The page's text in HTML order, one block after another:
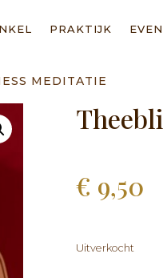
PRAKTIJK
MEDITATIE
€ 9,50
Uitverkocht